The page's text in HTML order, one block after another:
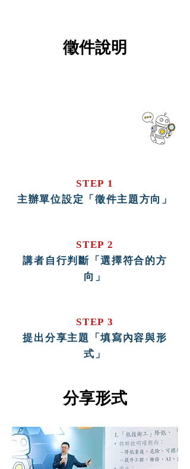
徵件說明
驗提出合適的「分享主題」。
STEP 1
主辦單位設定「徵件主題方向」
STEP 2
講者自行判斷「選擇符合的方
向」
STEP 3
提出分享主題「填寫內容與形
式」
分享形式